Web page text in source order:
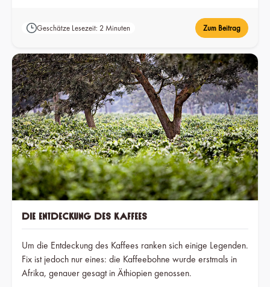
Geschätze Lesezeit: 2 Minuten Zum Beitrag
Die Entdeckung des Kaffees
Um die Entdeckung des Kaffees ranken sich einige Legenden.
Fix ist jedoch nur eines: die Kaffeebohne wurde erstmals in
Afrika, genauer gesagt in Äthiopien genossen.